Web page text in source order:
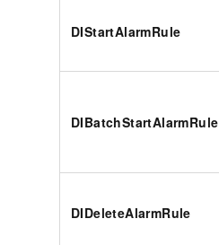
DIStartAlarmRule
DIBatchStartAlarmRule
DIDeleteAlarmRule